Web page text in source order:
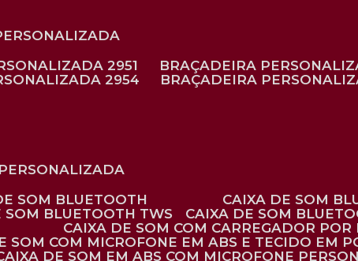
2951
BRAÇADEIRA
2954
BRAÇADEIRA
SOM BLUETOOTH
CAIXA DE SOM
SOM BLUETOOTH TWS
CAIXA DE SOM
CAIXA DE SOM COM CARREGADOR
SOM COM MICROFONE EM ABS E TECIDO EM
CAIXA DE SOM EM ABS COM MICROFONE